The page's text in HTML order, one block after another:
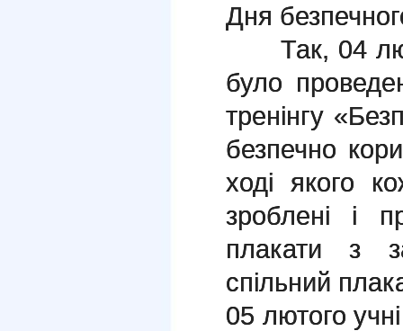
Дня
Так, 04
було
тренінгу
безпечно
ході якого
зроблені і
плакати з
спільний
05 лютого